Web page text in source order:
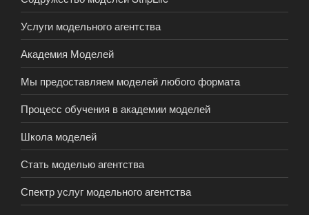
Услуги модельного агентства
Академия Моделей
Мы предоставляем моделей любого формата
Процесс обучения в академии моделей
Школа моделей
Стать моделью агентства
Спектр услуг модельного агентства